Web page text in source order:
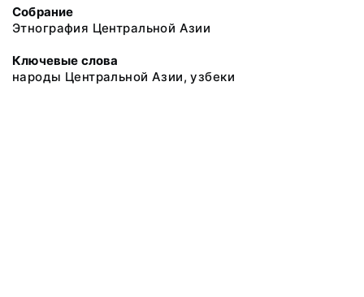
Собрание
Этнография Центральной Азии
Ключевые слова
народы Центральной Азии, узбеки